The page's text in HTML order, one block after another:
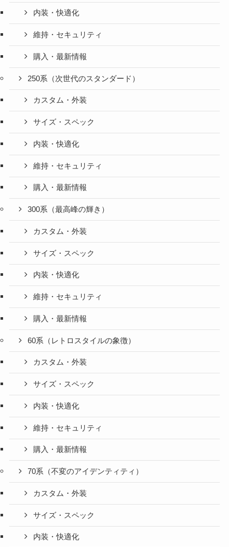
内装・快適化
維持・セキュリティ
購入・最新情報
250系（次世代のスタンダード）
カスタム・外装
サイズ・スペック
内装・快適化
維持・セキュリティ
購入・最新情報
300系（最高峰の輝き）
カスタム・外装
サイズ・スペック
内装・快適化
維持・セキュリティ
購入・最新情報
60系（レトロスタイルの象徴）
カスタム・外装
サイズ・スペック
内装・快適化
維持・セキュリティ
購入・最新情報
70系（不変のアイデンティティ）
カスタム・外装
サイズ・スペック
内装・快適化